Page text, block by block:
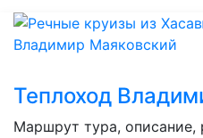
Теплоход
Маршрут тура, описание,